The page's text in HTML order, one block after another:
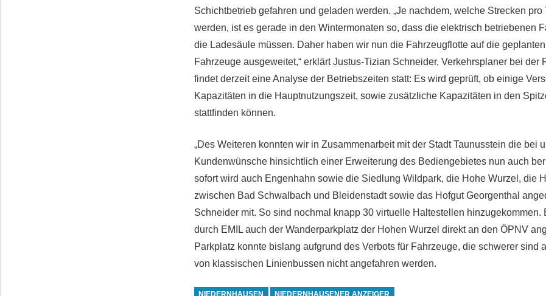
Schichtbetrieb gefahren und geladen werden. „Je nachdem, welche Strecken pro
werden, ist es gerade in den Wintermonaten so, dass die elektrisch betriebenen
die Ladesäule müssen. Daher haben wir nun die Fahrzeugflotte auf die
Fahrzeuge ausgeweitet,“ erklärt Justus-Tizian Schneider, Verkehrsplaner bei der
findet derzeit eine Analyse der Betriebszeiten statt: Es wird geprüft, ob einige
Kapazitäten in die Hauptnutzungszeit, sowie zusätzliche Kapazitäten in den
stattfinden können.
„Des Weiteren konnten wir in Zusammenarbeit mit der Stadt Taunusstein die bei
Kundenwünsche hinsichtlich einer Erweiterung des Bediengebietes nun auch
sofort wird auch Engenhahn sowie die Siedlung Wildpark, die Hohe Wurzel, die
zwischen Bad Schwalbach und Bleidenstadt sowie das Hofgut Georgenthal
Schneider mit. So sind nochmal knapp 30 virtuelle Haltestellen hinzugekommen.
durch EMIL auch der Wanderparkplatz der Hohen Wurzel direkt an den ÖPNV
Parkplatz konnte bislang aufgrund des Verbots für Fahrzeuge, die schwerer sind
von klassischen Linienbussen nicht angefahren werden.
NIEDERNHAUSEN NIEDERNHAUSENER ANZEIGER